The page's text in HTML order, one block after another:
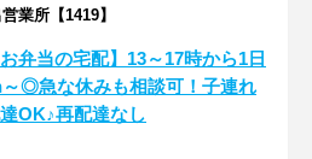
業所【1419】
お弁当の宅配】13～17時から1日
◎急な休みも相談可！子連れ
OK♪再配達なし